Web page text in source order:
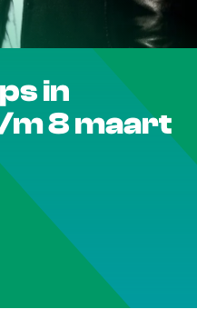
in
m 8 maart